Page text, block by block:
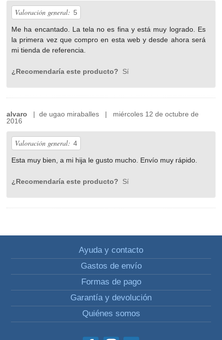
Valoración general: 5
Me ha encantado. La tela no es fina y está muy logrado. Es
la primera vez que compro en esta web y desde ahora será
mi tienda de referencia.
¿Recomendaría este producto? Sí
alvaro | de ugao miraballes | miércoles 12 de octubre de
2016
Valoración general: 4
Esta muy bien, a mi hija le gusto mucho. Envío muy rápido.
¿Recomendaría este producto? Sí
Ayuda y contacto
Gastos de envío
Formas de pago
Garantía y devolución
Quiénes somos